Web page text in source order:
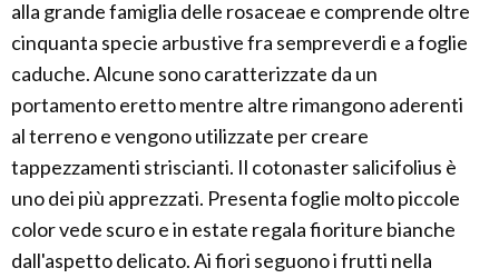
alla grande famiglia delle rosaceae e comprende oltre
cinquanta specie arbustive fra sempreverdi e a foglie
caduche. Alcune sono caratterizzate da un
portamento eretto mentre altre rimangono aderenti
al terreno e vengono utilizzate per creare
tappezzamenti striscianti. Il cotonaster salicifolius è
uno dei più apprezzati. Presenta foglie molto piccole
color vede scuro e in estate regala fioriture bianche
dall'aspetto delicato. Ai fiori seguono i frutti nella